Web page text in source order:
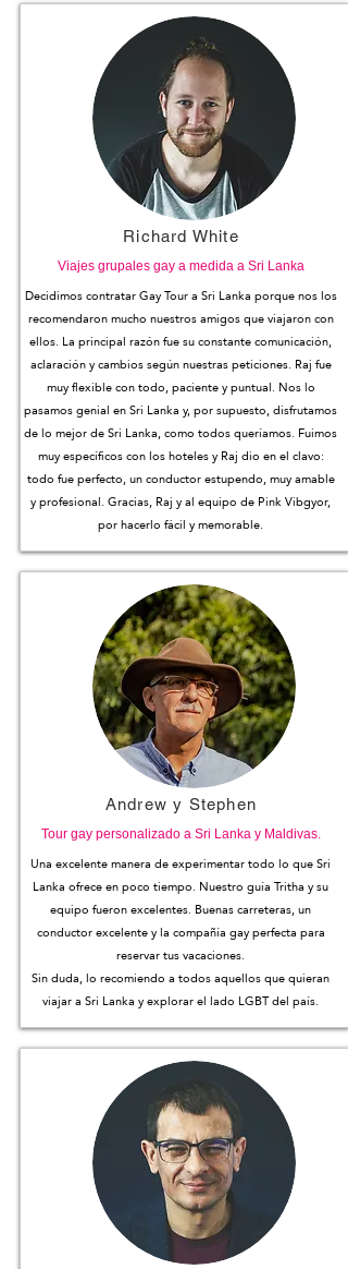
Richard White
Viajes grupales gay a medida a Sri Lanka
Decidimos contratar Gay Tour a Sri Lanka porque nos los
recomendaron mucho nuestros amigos que viajaron con
ellos. La principal razón fue su constante comunicación,
aclaración y cambios según nuestras peticiones. Raj fue
muy flexible con todo, paciente y puntual. Nos lo
pasamos genial en Sri Lanka y, por supuesto, disfrutamos
de lo mejor de Sri Lanka, como todos queríamos. Fuimos
muy específicos con los hoteles y Raj dio en el clavo:
todo fue perfecto, un conductor estupendo, muy amable
y profesional. Gracias, Raj y al equipo de Pink Vibgyor,
por hacerlo fácil y memorable.
Andrew y Stephen
Tour gay personalizado a Sri Lanka y Maldivas.
Una excelente manera de experimentar todo lo que Sri
Lanka ofrece en poco tiempo. Nuestro guía Tritha y su
equipo fueron excelentes. Buenas carreteras, un
conductor excelente y la compañía gay perfecta para
reservar tus vacaciones.
Sin duda, lo recomiendo a todos aquellos que quieran
viajar a Sri Lanka y explorar el lado LGBT del país.